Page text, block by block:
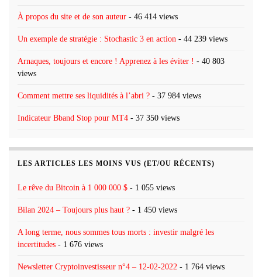
À propos du site et de son auteur - 46 414 views
Un exemple de stratégie : Stochastic 3 en action - 44 239 views
Arnaques, toujours et encore ! Apprenez à les éviter ! - 40 803
views
Comment mettre ses liquidités à l’abri ? - 37 984 views
Indicateur Bband Stop pour MT4 - 37 350 views
LES ARTICLES LES MOINS VUS (ET/OU RÉCENTS)
Le rêve du Bitcoin à 1 000 000 $ - 1 055 views
Bilan 2024 – Toujours plus haut ? - 1 450 views
A long terme, nous sommes tous morts : investir malgré les
incertitudes - 1 676 views
Newsletter Cryptoinvestisseur n°4 – 12-02-2022 - 1 764 views